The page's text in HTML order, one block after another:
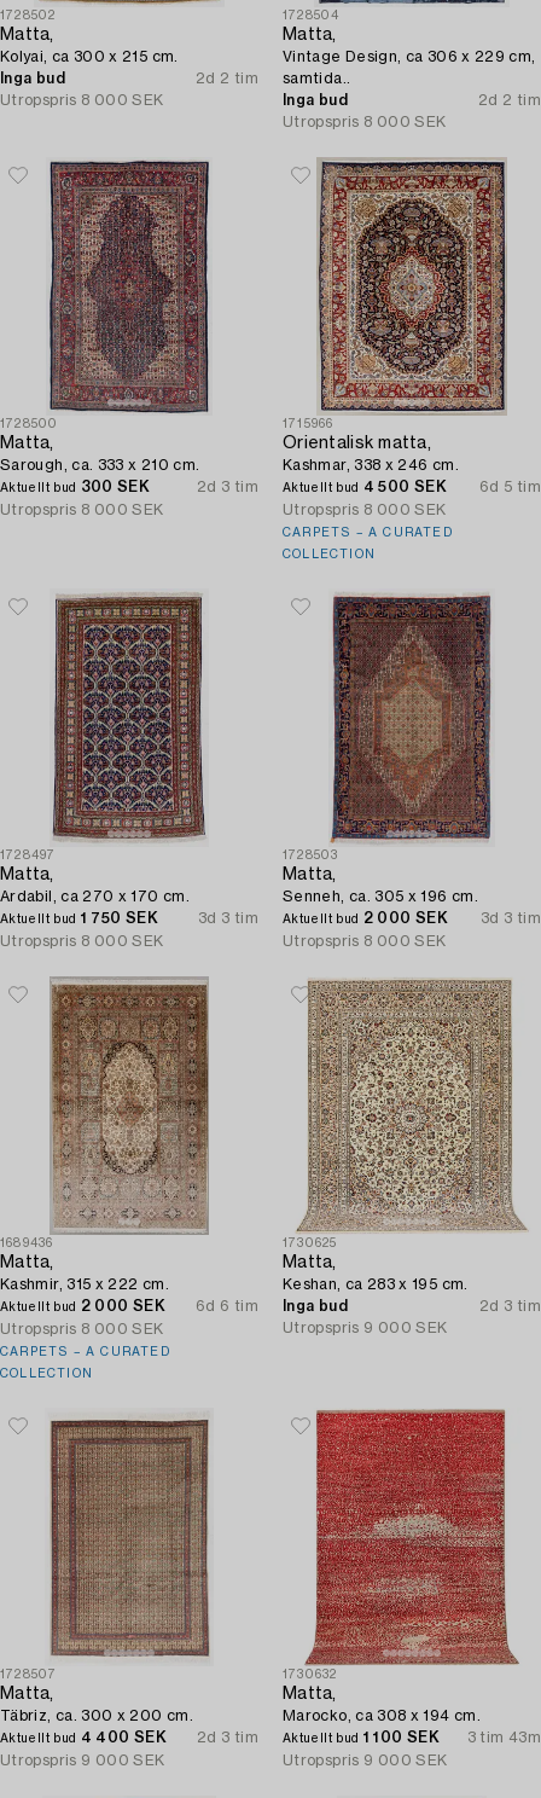
1728502
Matta,
Kolyai, ca 300 x 215 cm.
Inga bud
2d 2 tim
Utropspris 8 000 SEK
1728504
Matta,
Vintage Design, ca 306 x 229 cm,
samtida..
Inga bud
2d 2 tim
Utropspris 8 000 SEK
1728500
Matta,
Sarough, ca. 333 x 210 cm.
Aktuellt bud 300 SEK
2d 3 tim
Utropspris 8 000 SEK
1715966
Orientalisk matta,
Kashmar, 338 x 246 cm.
Aktuellt bud 4 500 SEK
6d 5 tim
Utropspris 8 000 SEK
CARPETS – A CURATED
COLLECTION
1728497
Matta,
Ardabil, ca 270 x 170 cm.
Aktuellt bud 1 750 SEK
3d 3 tim
Utropspris 8 000 SEK
1728503
Matta,
Senneh, ca. 305 x 196 cm.
Aktuellt bud 2 000 SEK
3d 3 tim
Utropspris 8 000 SEK
1689436
Matta,
Kashmir, 315 x 222 cm.
Aktuellt bud 2 000 SEK
6d 6 tim
Utropspris 8 000 SEK
CARPETS – A CURATED
COLLECTION
1730625
Matta,
Keshan, ca 283 x 195 cm.
Inga bud
2d 3 tim
Utropspris 9 000 SEK
1728507
Matta,
Täbriz, ca. 300 x 200 cm.
Aktuellt bud 4 400 SEK
2d 3 tim
Utropspris 9 000 SEK
1730632
Matta,
Marocko, ca 308 x 194 cm.
Aktuellt bud 1 100 SEK
3 tim 43m
Utropspris 9 000 SEK